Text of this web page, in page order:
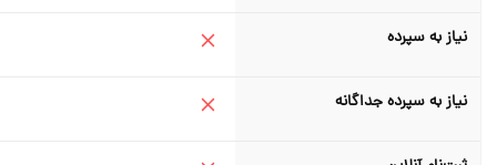
نیاز به سپرده
نیاز به سپرده جداگانه